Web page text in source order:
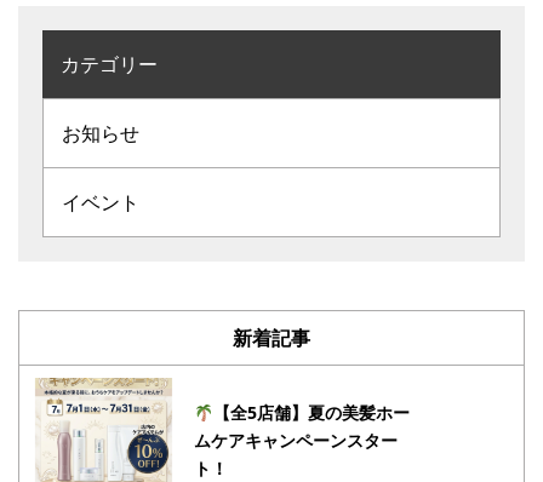
カテゴリー
お知らせ
イベント
新着記事
【全5店舗】夏の美髪ホー
ムケアキャンペーンスター
ト！